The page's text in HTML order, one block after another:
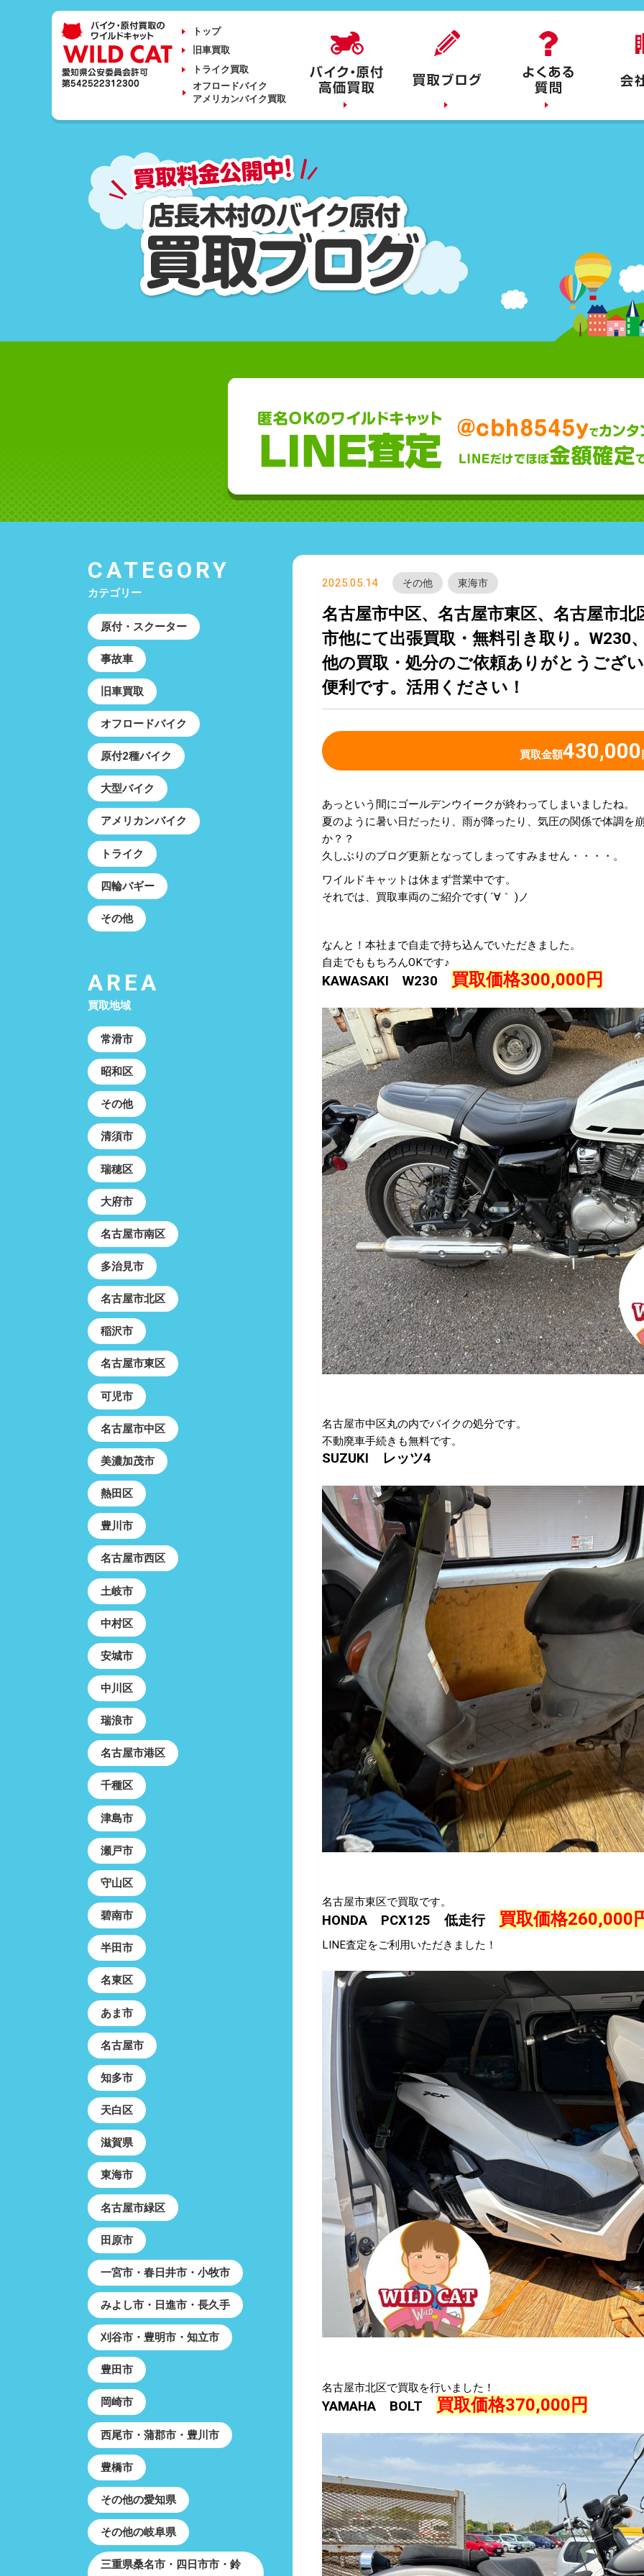
トップ
旧車買取
トライク買取
オフロードバイク
アメリカンバイク買取
2025.05.14 その他 東海市
名古屋市中区、名古屋市東区、名古屋市
市他にて出張買取・無料引き取り。W230
他の買取・処分のご依頼ありがとうござ
便利です。活用ください！
買取金額430,000
あっという間にゴールデンウイークが終わってしまいましたね。
夏のように暑い日だったり、雨が降ったり、気圧の関係で体調を
か？？
久しぶりのブログ更新となってしまってすみません・・・・。
ワイルドキャットは休まず営業中です。
それでは、買取車両のご紹介です( ´∀｀ )ノ
なんと！本社まで自走で持ち込んでいただきました。
自走でももちろんOKです♪
KAWASAKI W230 買取価格300,000円
名古屋市中区丸の内でバイクの処分です。
不動廃車手続きも無料です。
SUZUKI レッツ4
名古屋市東区で買取です。
HONDA PCX125 低走行 買取価格260,000
LINE査定をご利用いただきました！
名古屋市北区で買取を行いました！
YAMAHA BOLT 買取価格370,000円
CATEGORY
カテゴリー
原付・スクーター
事故車
旧車買取
オフロードバイク
原付2種バイク
大型バイク
アメリカンバイク
トライク
四輪バギー
その他
AREA
買取地域
常滑市
昭和区
その他
清須市
瑞穂区
大府市
名古屋市南区
多治見市
名古屋市北区
稲沢市
名古屋市東区
可児市
名古屋市中区
美濃加茂市
熱田区
豊川市
名古屋市西区
土岐市
中村区
安城市
中川区
瑞浪市
名古屋市港区
千種区
津島市
瀬戸市
守山区
碧南市
半田市
名東区
あま市
名古屋市
知多市
天白区
滋賀県
東海市
名古屋市緑区
田原市
一宮市・春日井市・小牧市
みよし市・日進市・長久手
刈谷市・豊明市・知立市
豊田市
岡崎市
西尾市・蒲郡市・豊川市
豊橋市
その他の愛知県
その他の岐阜県
三重県桑名市・四日市市・鈴